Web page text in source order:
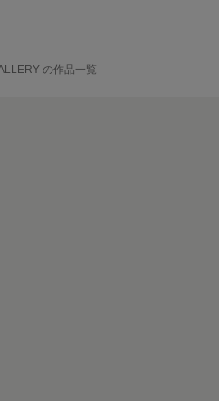
の作品一覧